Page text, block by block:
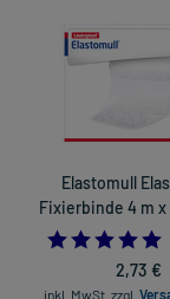
Elastomull
Fixierbinde 4 m x
2,73 €
inkl. MwSt. zzgl.